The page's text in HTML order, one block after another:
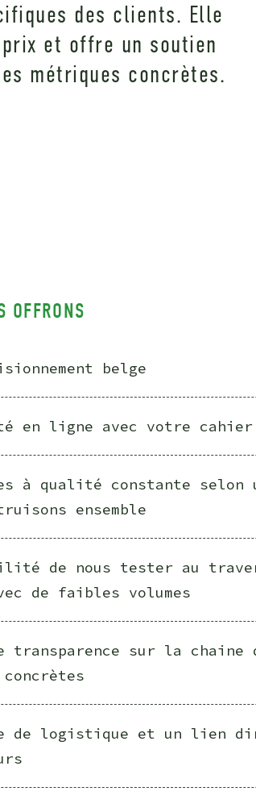
des clients. Elle
et offre un soutien
métriques concrètes.
OFFRONS
belge
en ligne avec votre cahier
à qualité constante selon
ensemble
de nous tester au
de faibles volumes
transparence sur la chaine
de logistique et un lien